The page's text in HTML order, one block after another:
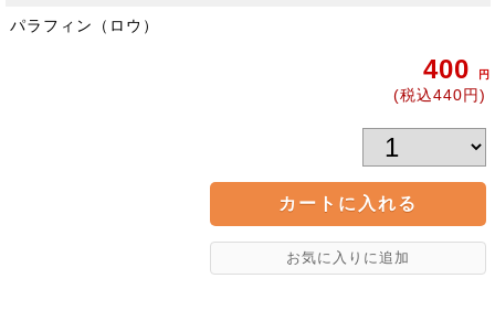
パラフィン（ロウ）
400 円
(税込440円)